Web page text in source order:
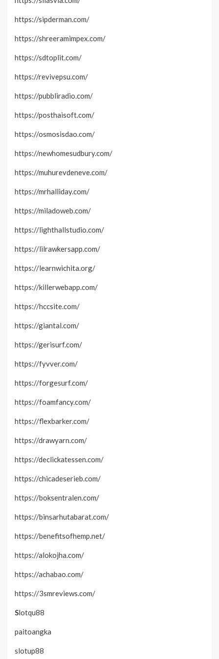
https://sipderman.com/
https://shreeramimpex.com/
https://sdtoplit.com/
https://revivepsu.com/
https://pubbliradio.com/
https://posthaisoft.com/
https://osmosisdao.com/
https://newhomesudbury.com/
https://muhurevdeneve.com/
https://mrhalliday.com/
https://miladoweb.com/
https://lighthallstudio.com/
https://lilrawkersapp.com/
https://learnwichita.org/
https://killerwebapp.com/
https://hccsite.com/
https://giantal.com/
https://gerisurf.com/
https://fyvver.com/
https://forgesurf.com/
https://foamfancy.com/
https://flexbarker.com/
https://drawyarn.com/
https://declickatessen.com/
https://chicadeserieb.com/
https://boksentralen.com/
https://binsarhutabarat.com/
https://benefitsofhemp.net/
https://alokojha.com/
https://achabao.com/
https://3smreviews.com/
Slotqu88
paitoangka
slotup88